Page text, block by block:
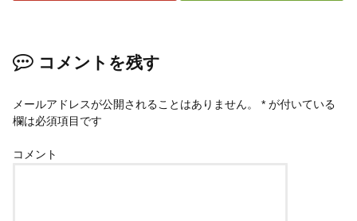
コメントを残す
メールアドレスが公開されることはありません。 * が付いている
欄は必須項目です
コメント